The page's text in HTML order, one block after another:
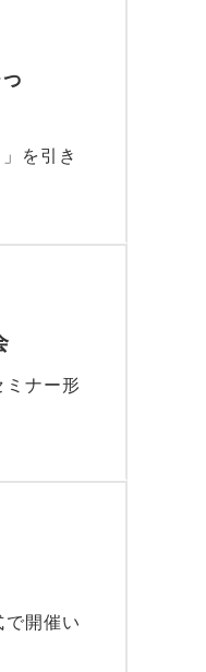
を引き
ナー形
開催い